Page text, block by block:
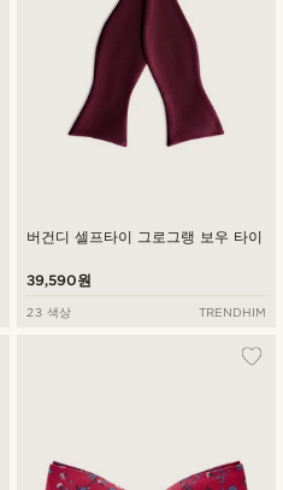
버건디 셀프타이 그로그랭 보우 타이
39,590원
23 색상 TRENDHIM